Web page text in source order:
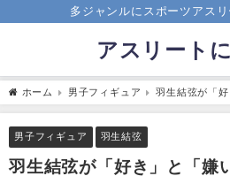
多ジャンルにスポーツアスリ
アスリート
ホーム 男子フィギュア
羽生結弦が「
トではないと思う
男子フィギュア 羽生結弦
羽生結弦が「好き」と「嫌